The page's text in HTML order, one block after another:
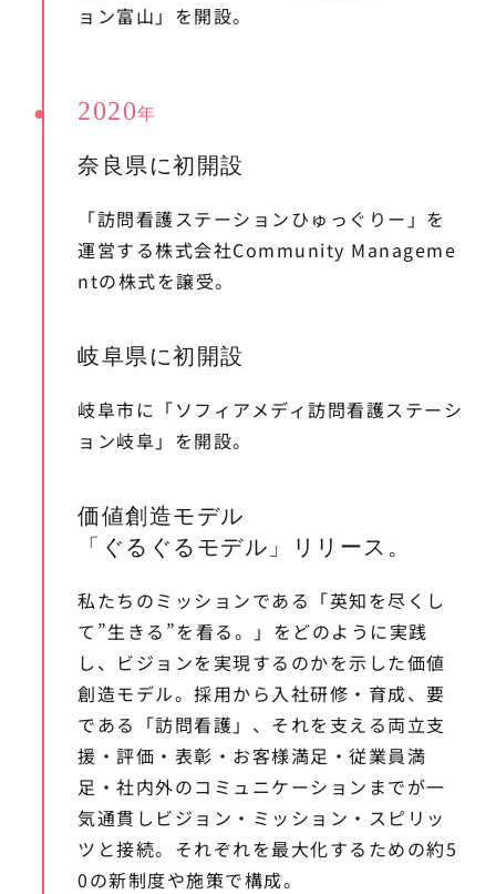
ョン富山」を開設。
2020年
奈良県に初開設
「訪問看護ステーションひゅっぐりー」を
運営する株式会社Community Manageme
ntの株式を譲受。
岐阜県に初開設
岐阜市に「ソフィアメディ訪問看護ステーシ
ョン岐阜」を開設。
価値創造モデル
「ぐるぐるモデル」リリース。
私たちのミッションである「英知を尽くし
て”生きる”を看る。」をどのように実践
し、ビジョンを実現するのかを示した価値
創造モデル。採用から入社研修・育成、要
である「訪問看護」、それを支える両立支
援・評価・表彰・お客様満足・従業員満
足・社内外のコミュニケーションまでが一
気通貫しビジョン・ミッション・スピリッ
ツと接続。それぞれを最大化するための約5
0の新制度や施策で構成。